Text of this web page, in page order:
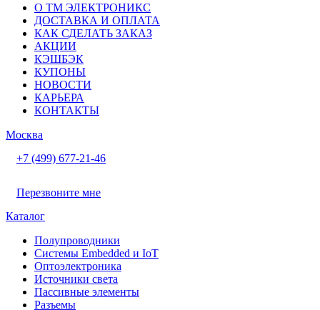
О ТМ ЭЛЕКТРОНИКС
ДОСТАВКА И ОПЛАТА
КАК СДЕЛАТЬ ЗАКАЗ
АКЦИИ
КЭШБЭК
КУПОНЫ
НОВОСТИ
КАРЬЕРА
КОНТАКТЫ
Москва
+7 (499) 677-21-46
Перезвоните мне
Каталог
Полупроводники
Системы Embedded и IoT
Oптоэлектроника
Источники света
Пассивные элементы
Разъeмы